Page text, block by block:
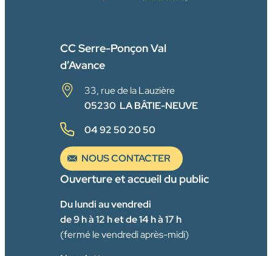
CC Serre-Ponçon Val
d’Avance
33, rue de la Lauzière
05230 LA BÂTIE-NEUVE
04 92 50 20 50
NOUS CONTACTER
Ouverture et accueil du public
Du lundi au vendredi
de 9 h à 12 h et de 14 h à 17 h
(fermé le vendredi après-midi)